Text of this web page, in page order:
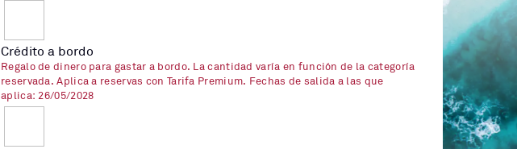
Crédito a bordo
Regalo de dinero para gastar a bordo. La cantidad varía en función de la categoría
reservada. Aplica a reservas con Tarifa Premium. Fechas de salida a las que
aplica: 26/05/2028